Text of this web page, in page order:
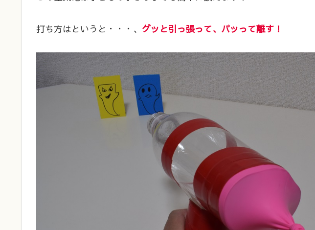
打ち方はというと・・・、 グッと引っ張って、パッって離す！